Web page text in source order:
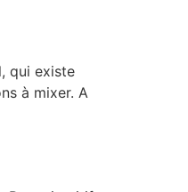
qui existe
à mixer. A